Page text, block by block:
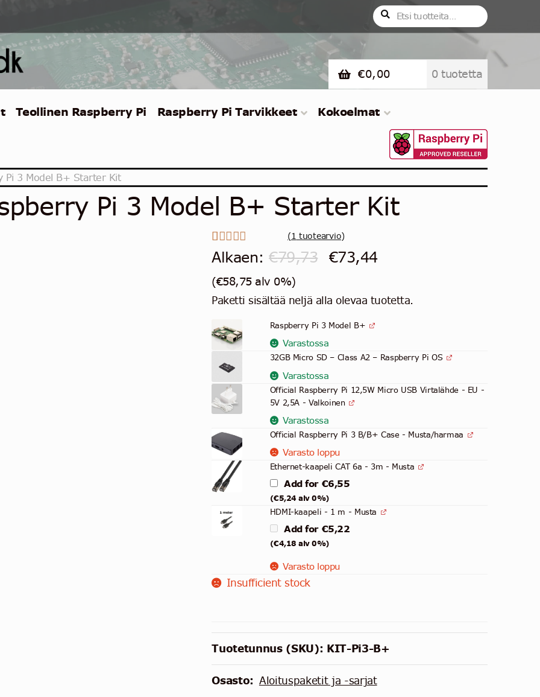
Etsi:
Haku
€0,00 0 tuotetta
Teollinen Raspberry Pi Raspberry Pi Tarvikkeet Kokoelmat
Pi 3 Model B+ Starter Kit
Pi 3 Model B+ Starter Kit
Arvio5.00
5:stä
perustuen
1
arvotuksee
n.
(1 tuotearvio)
Alkaen:€79,73 Alkuperäinen
oli:
€79,73.
€73,44Nykyinen
on:
(€58,75alv 0%)
Paketti sisältää neljä alla olevaa tuotetta.
Raspberry Pi 3 Model B+
Varastossa
32GB Micro SD – Class A2 – Raspberry Pi OS
Varastossa
Official Raspberry Pi 12,5W Micro USB Virtalähde - EU -
5V 2,5A - Valkoinen
Varastossa
Official Raspberry Pi 3 B/B+ Case - Musta/harmaa
Varasto loppu
Ethernet-kaapeli CAT 6a - 3m - Musta
Add for €6,55
(€5,24 alv 0%)
HDMI-kaapeli - 1 m - Musta
Add for €5,22
(€4,18 alv 0%)
Varasto loppu
Insufficient stock
Tuotetunnus (SKU): KIT-Pi3-B+
Osasto: Aloituspaketit ja -sarjat